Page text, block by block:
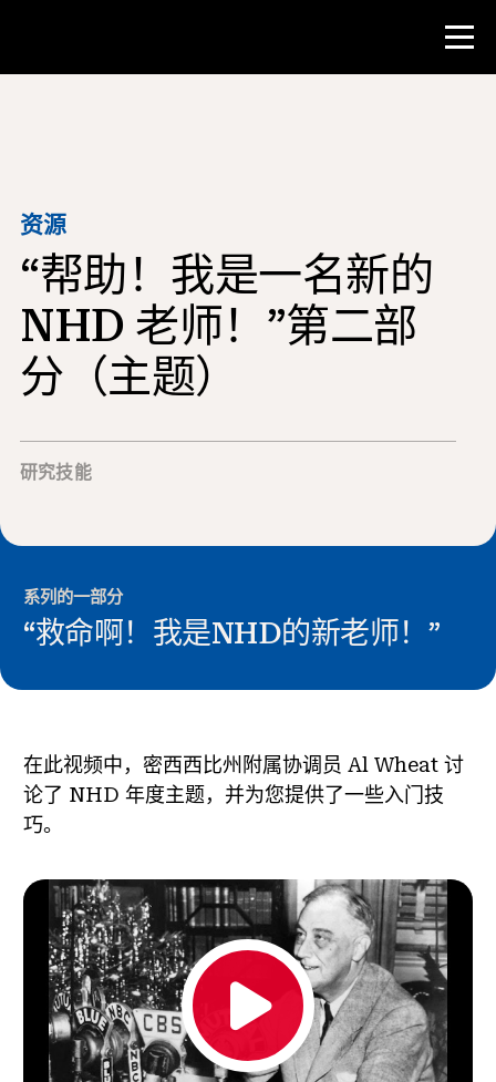
教师资源
课堂工具
培训班
研究所
教学研究技能
参与其中
资源
“帮助！我是一名新的
NHD 老师！”第二部
分（主题）
研究技能
系列的一部分
“救命啊！我是NHD的新老师！”
在此视频中，密西西比州附属协调员 Al Wheat 讨
论了 NHD 年度主题，并为您提供了一些入门技
巧。